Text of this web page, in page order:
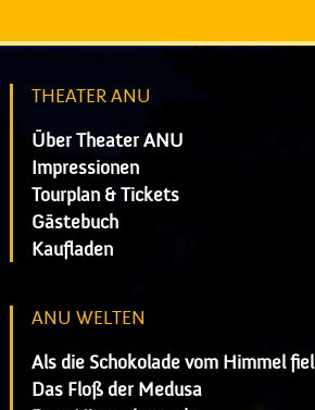
THEATER ANU
Über Theater ANU
Impressionen
Tourplan & Tickets
Gästebuch
Kaufladen
ANU WELTEN
Als die Schokolade vom Himmel fiel
Das Floß der Medusa